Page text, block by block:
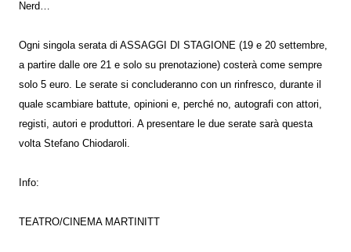
Nerd…
Ogni singola serata di ASSAGGI DI STAGIONE (19 e 20 settembre,
a partire dalle ore 21 e solo su prenotazione) costerà come sempre
solo 5 euro. Le serate si concluderanno con un rinfresco, durante il
quale scambiare battute, opinioni e, perché no, autografi con attori,
registi, autori e produttori. A presentare le due serate sarà questa
volta Stefano Chiodaroli.
Info:
TEATRO/CINEMA MARTINITT